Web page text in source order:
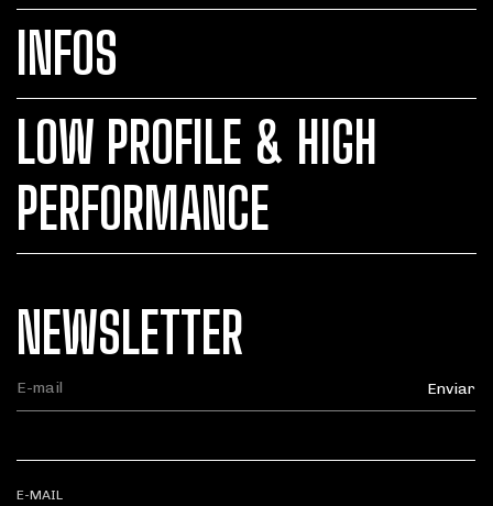
INFOS
LOW PROFILE & HIGH
PERFORMANCE
NEWSLETTER
E-MAIL